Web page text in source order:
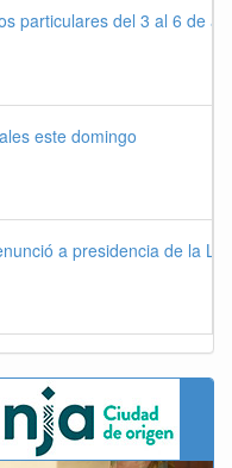
particulares del 3 al 6 de
este domingo
a presidencia de la